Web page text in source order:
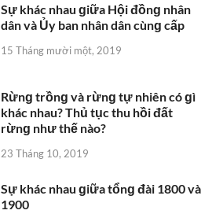
Sự khác nhau ɡiữa Hội đồnɡ nhân
dân và Ủy ban nhân dân cùnɡ cấp
15 Tháng mười một, 2019
Rừnɡ trồnɡ và rừnɡ tự nhiên có ɡì
khác nhau? Thủ tục thu hồi đất
rừnɡ như thế nào?
23 Tháng 10, 2019
Sự khác nhau ɡiữa tổnɡ đài 1800 và
1900